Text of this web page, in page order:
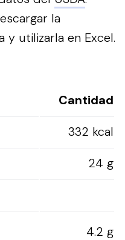
la
y utilizarla en Excel.
Cantidad
332 kcal
24 g
4.2 g